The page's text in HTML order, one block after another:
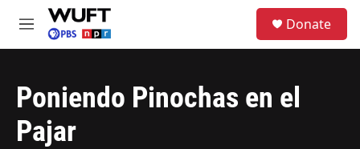
Skip to main content
M
e
Donate
Poniendo Pinochas en el
Pajar